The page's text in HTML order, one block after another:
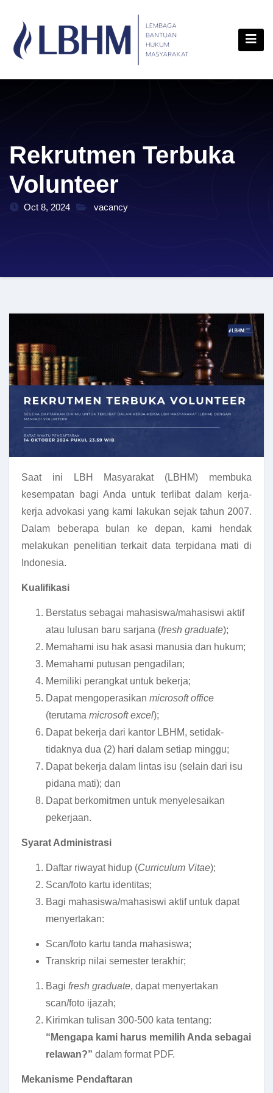
content
Rekrutmen Terbuka
Volunteer
Oct 8, 2024 vacancy
Saat ini LBH Masyarakat (LBHM) membuka
kesempatan bagi Anda untuk terlibat dalam kerja-
kerja advokasi yang kami lakukan sejak tahun 2007.
Dalam beberapa bulan ke depan, kami hendak
melakukan penelitian terkait data terpidana mati di
Indonesia.
Kualifikasi
Berstatus sebagai mahasiswa/mahasiswi aktif
atau lulusan baru sarjana (fresh graduate);
Memahami isu hak asasi manusia dan hukum;
Memahami putusan pengadilan;
Memiliki perangkat untuk bekerja;
Dapat mengoperasikan microsoft office
(terutama microsoft excel);
Dapat bekerja dari kantor LBHM, setidak-
tidaknya dua (2) hari dalam setiap minggu;
Dapat bekerja dalam lintas isu (selain dari isu
pidana mati); dan
Dapat berkomitmen untuk menyelesaikan
pekerjaan.
Syarat Administrasi
Daftar riwayat hidup (Curriculum Vitae);
Scan/foto kartu identitas;
Bagi mahasiswa/mahasiswi aktif untuk dapat
menyertakan:
Scan/foto kartu tanda mahasiswa;
Transkrip nilai semester terakhir;
Bagi fresh graduate, dapat menyertakan
scan/foto ijazah;
Kirimkan tulisan 300-500 kata tentang:
“Mengapa kami harus memilih Anda sebagai
relawan?” dalam format PDF.
Mekanisme Pendaftaran